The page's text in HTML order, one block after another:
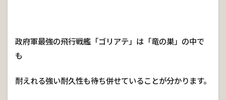
政府軍最強の飛行戦艦「ゴリアテ」は「竜の巣」の中で
も
耐えれる強い耐久性も待ち併せていることが分かります。